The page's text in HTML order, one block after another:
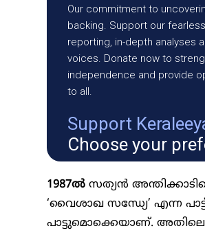
Our commitment to
backing. Support our
reporting, in-depth analyses
voices. Donate now to
independence and provide
to all.
Support
Choose your
1987ൽ സത്യൻ
‘വൈശാഖ സന്ധ്യേ’ എന്ന
പാട്ടുമൊക്കെയാണ്.